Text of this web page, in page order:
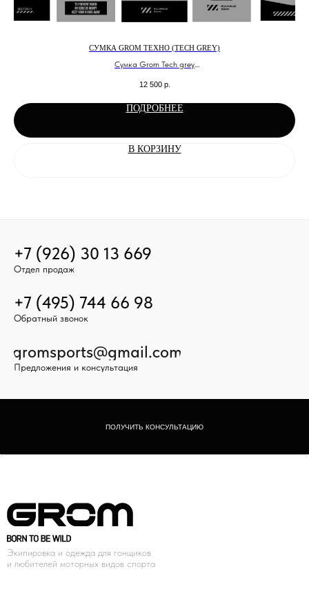
СУМКА GROM ТЕХНО (TECH GREY)
Сумка Grom Tech grey
12 500 р.
ПОДРОБНЕЕ
В КОРЗИНУ
+7 (495) 744 66 98
gromsports@gmail.com
Предложения и консультация
ПОЛУЧИТЬ КОНСУЛЬТАЦИЮ
+7 (926) 30 13 669
Отдел продаж
Обратный звонок
Экипировка и одежда для гонщиков
и любителей моторных видов спорта